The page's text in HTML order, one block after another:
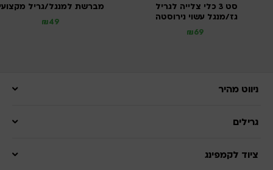
סט 3 כלי צלייה לגריל
גז/מנגל עשוי נירוסטה
69
₪
מברשת למנגל/גריל
49
₪
ניווט מהיר
גרילים
ציוד לקמפינג